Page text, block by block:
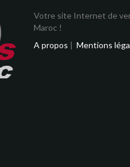
Votre site Internet de
Maroc !
A propos | Mentions